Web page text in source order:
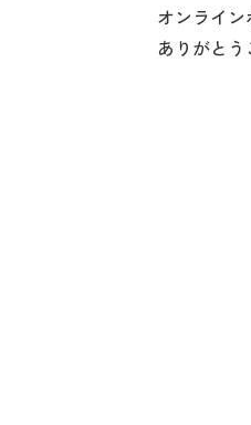
オンライン
ありがとう